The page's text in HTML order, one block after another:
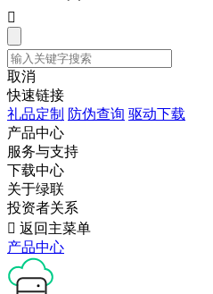

取消
快速链接
礼品定制 防伪查询 驱动下载
产品中心
服务与支持
下载中心
关于绿联
投资者关系
 返回主菜单
产品中心